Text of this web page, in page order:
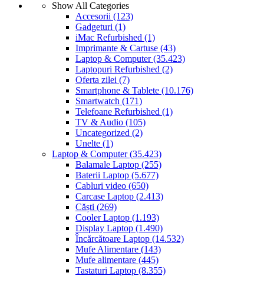
Show All Categories
Accesorii (123)
Gadgeturi (1)
iMac Refurbished (1)
Imprimante & Cartuse (43)
Laptop & Computer(35.423)
Laptopuri Refurbished (2)
Oferta zilei (7)
Smartphone & Tablete (10.176)
Smartwatch (171)
Telefoane Refurbished (1)
TV & Audio (105)
Uncategorized (2)
Unelte (1)
Laptop & Computer(35.423)
Balamale Laptop (255)
Baterii Laptop (5.677)
Cabluri video (650)
Carcase Laptop (2.413)
Căști (269)
Cooler Laptop (1.193)
Display Laptop (1.490)
Încărcătoare Laptop (14.532)
Mufe Alimentare (143)
Mufe alimentare (445)
Tastaturi Laptop (8.355)